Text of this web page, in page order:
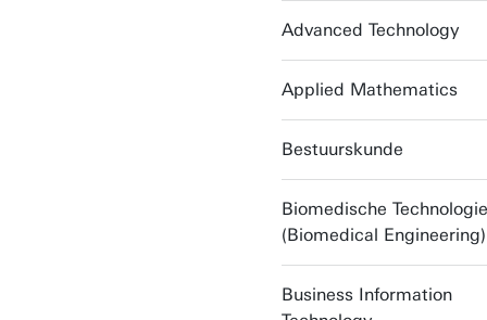
Advanced Technology
Applied Mathematics
Bestuurskunde
Biomedische Technologie
(Biomedical Engineering)
Business Information